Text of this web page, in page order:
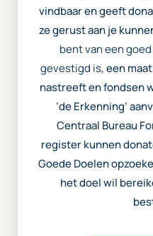
vindbaar en geeft
ze gerust aan je
bent van een
gevestigd is, een
nastreeft en fondsen
‘de Erkenning’
Centraal Bureau
register kunnen
Goede Doelen
het doel wil